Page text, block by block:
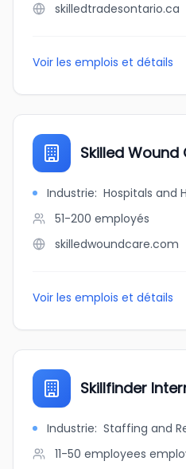
skilledtradesontario.ca
Voir les emplois et détails
Skilled Wound
Industrie: Hospitals and
51-200 employés
skilledwoundcare.com
Voir les emplois et détails
Skillfinder
Industrie: Staffing and
11-50 employees